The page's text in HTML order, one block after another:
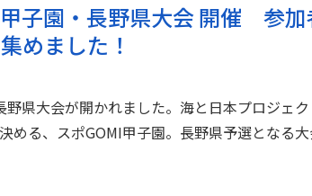
子園・長野県大会 開催 参
めました！
野県大会が開かれました。海と日本プロジェ
める、スポGOMI甲子園。長野県予選となる